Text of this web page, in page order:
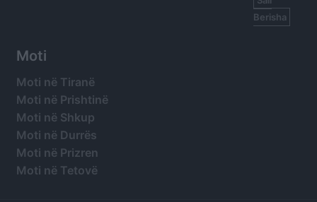
Berisha
Moti
Moti në Tiranë
Moti në Prishtinë
Moti në Shkup
Moti në Durrës
Moti në Prizren
Moti në Tetovë